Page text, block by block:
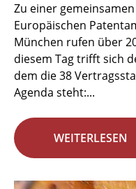
Zu einer
Europäischen
München rufen über
diesem Tag trifft sich
dem die 38
Agenda steht:...
WEITERLESEN